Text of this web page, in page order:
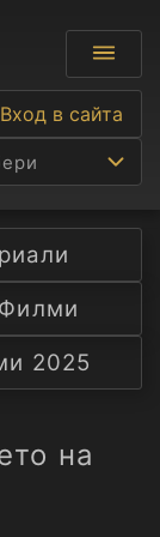
Вход в сайта
2025
на